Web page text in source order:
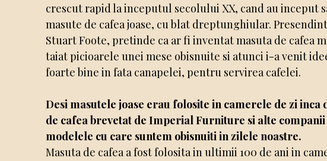
crescut rapid la inceputul secolului XX, cand au inceput
masute de cafea joase, cu blat dreptunghiular.
Stuart Foote, pretinde ca ar fi inventat masuta de cafea
taiat picioarele unei mese obisnuite si atunci i-a venit
foarte bine in fata canapelei, pentru servirea cafelei.
Desi masutele joase erau folosite in camerele de zi
de cafea brevetat de Imperial Furniture si alte
modelele cu care suntem obisnuiti in zilele noastre.
Masuta de cafea a fost folosita in ultimii 100 de ani in